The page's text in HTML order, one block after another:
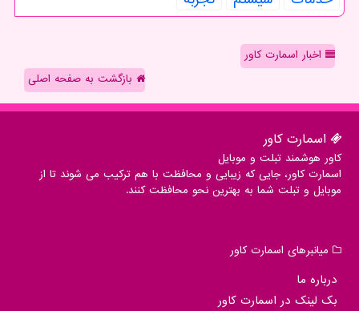
اخبار اسمارت کاور
بازگشت به صفحه اصلی
اسمارت كاور
کاور هوشمند تبلت و موبایل
اسمارت کاور، جایی که زیبایی و محافظت با هم ترکیب می شوند تا از
موبایل و تبلت شما به بهترین نحو محافظت کنند.
میانبرهای اسمارت كاور
درباره ما
بک لینک در اسمارت كاور